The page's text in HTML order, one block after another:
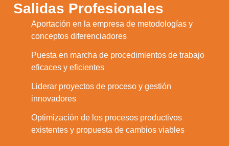
Salidas Profesionales
Aportación en la empresa de metodologías y
conceptos diferenciadores
Puesta en marcha de procedimientos de trabajo
eficaces y eficientes
Liderar proyectos de proceso y gestión
innovadores
Optimización de los procesos productivos
existentes y propuesta de cambios viables